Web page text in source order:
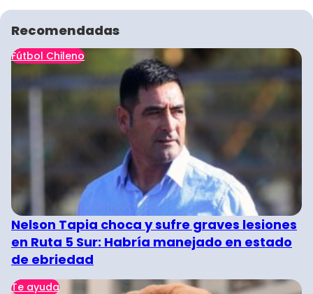
Recomendadas
Fútbol Chileno
Nelson Tapia choca y sufre graves lesiones
en Ruta 5 Sur: Habría manejado en estado
de ebriedad
Te ayuda